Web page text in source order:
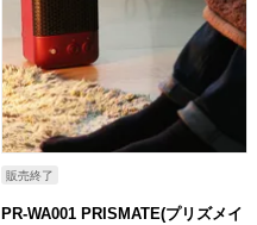
販売終了
PR-WA001 PRISMATE(プリズメイ